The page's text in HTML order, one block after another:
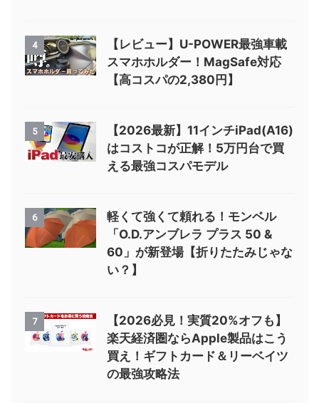
4
【レビュー】U-POWER最強車載
スマホホルダー！MagSafe対応
【高コスパの2,380円】
5
【2026最新】11インチiPad(A16)
はコストコが正解！5万円台で買
える最強コスパモデル
6
軽くて強くて頼れる！モンベル
「O.D.アンブレラ プラス 50 &
60」が新登場【折りたたみじゃな
い？】
7
【2026必見！実質20%オフも】
楽天経済圏ならApple製品はこう
買え！ギフトカード＆リーベイツ
の最強攻略法